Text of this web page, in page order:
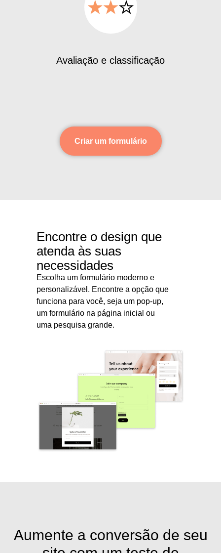
Avaliação e classificação
Criar um formulário
Encontre o design que
atenda às suas
necessidades
Escolha um formulário moderno e
personalizável. Encontre a opção que
funciona para você, seja um pop-up,
um formulário na página inicial ou
uma pesquisa grande.
Aumente a conversão de seu